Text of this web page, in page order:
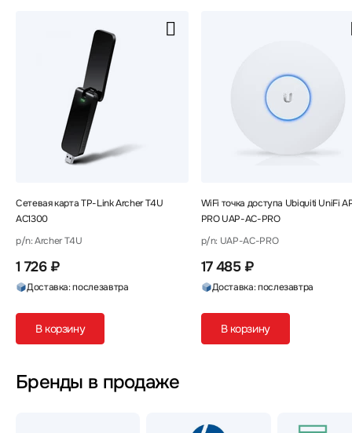
Сетевая карта TP-Link Archer T4U
AC1300
p/n: Archer T4U
1 726 ₽
Доставка: послезавтра
В корзину
WiFi точка доступа Ubiquiti UniFi
PRO UAP-AC-PRO
p/n: UAP-AC-PRO
17 485 ₽
Доставка: послезавтра
В корзину
Бренды в продаже